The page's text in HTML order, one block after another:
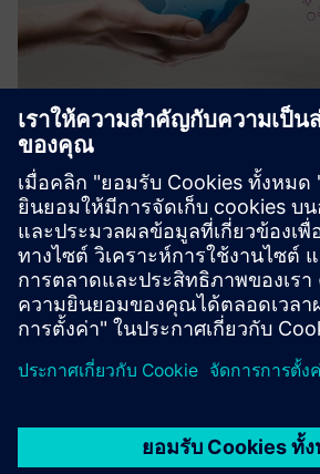
Water Hygiene as a
โซลูชันที่ช่วยให้สามารถใช้สารเคมีอัต
สำหรับลูกค้าจากภาคเกษตรหรือการท
สถานที่
เรียนรู้เพิ่มเติม